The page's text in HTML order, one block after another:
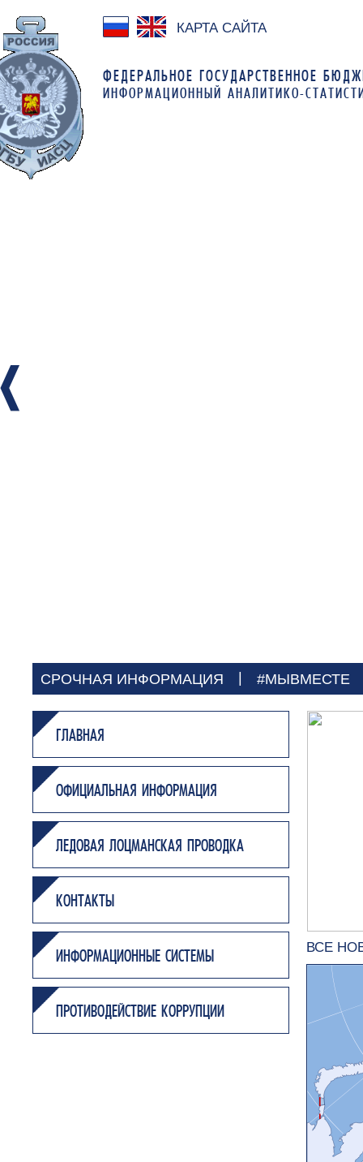
КАРТА САЙТА
ФЕДЕРАЛЬНОЕ ГОСУДАРСТВЕННОЕ
ИНФОРМАЦИОННЫЙ АНАЛИТИКО-
СРОЧНАЯ ИНФОРМАЦИЯ #МЫВМЕСТЕ
ГЛАВНАЯ
ОФИЦИАЛЬНАЯ ИНФОРМАЦИЯ
ЛЕДОВАЯ ЛОЦМАНСКАЯ ПРОВОДКА
КОНТАКТЫ
ИНФОРМАЦИОННЫЕ СИСТЕМЫ
ПРОТИВОДЕЙСТВИЕ КОРРУПЦИИ
ВСЕ